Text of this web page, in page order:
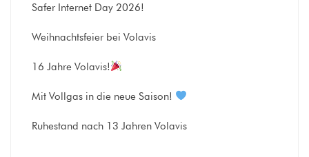
Safer Internet Day 2026!
Weihnachtsfeier bei Volavis
16 Jahre Volavis!
Mit Vollgas in die neue Saison!
Ruhestand nach 13 Jahren Volavis